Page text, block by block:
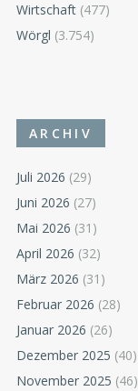
Wirtschaft (477)
Wörgl (3.754)
ARCHIV
Juli 2026 (29)
Juni 2026 (27)
Mai 2026 (31)
April 2026 (32)
März 2026 (31)
Februar 2026 (28)
Januar 2026 (26)
Dezember 2025 (40)
November 2025 (46)